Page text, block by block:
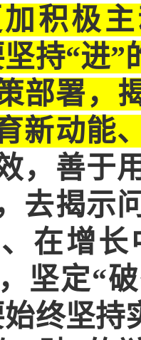
积极
持“进
部署，
新动能
，善于
去揭示
在增
坚定“
终坚持